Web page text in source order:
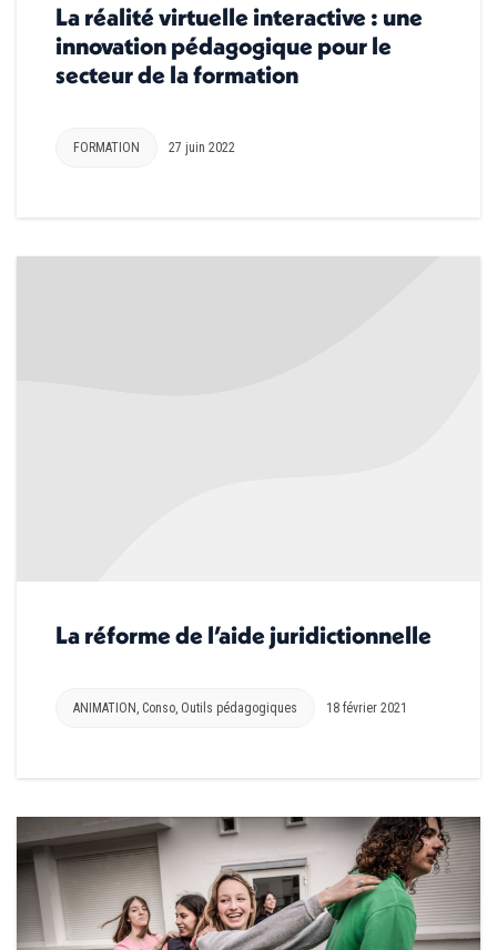
La réalité virtuelle interactive : une
innovation pédagogique pour le
secteur de la formation
FORMATION 27 juin 2022
La réforme de l’aide juridictionnelle
ANIMATION , Conso, Outils pédagogiques 18 février 2021